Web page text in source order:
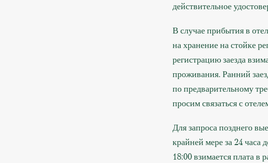
действительное
В случае прибытия в
на хранение на стойке
регистрацию заезда
проживания. Ранний
по предварительному
просим связаться с
Для запроса позднего
крайней мере за 24 часа
18:00 взимается плата в